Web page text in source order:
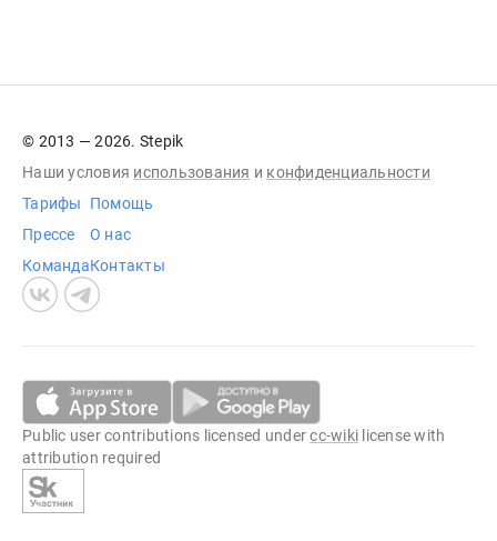
© 2013 — 2026. Stepik
Наши условия использования и конфиденциальности
Тарифы
Прессе
Команда
Помощь
О нас
Контакты
Public user contributions licensed undercc-wiki license with
attribution required